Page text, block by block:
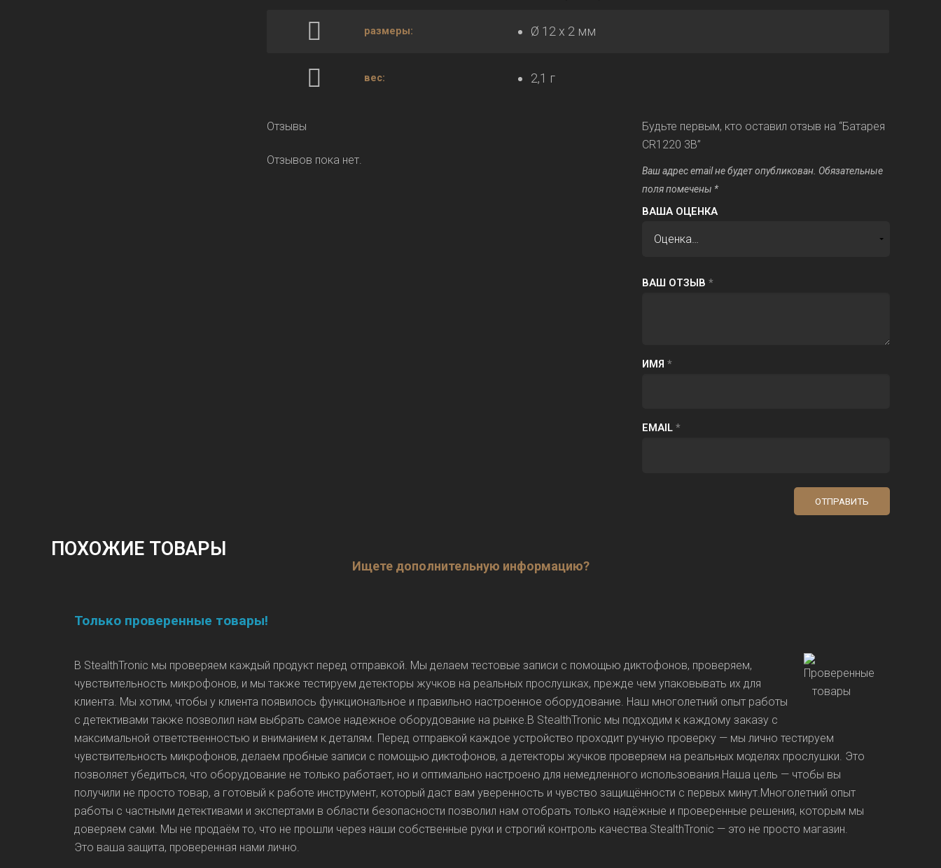
размеры: Ø 12 x 2 мм
вес: 2,1 г
Отзывы
Отзывов пока нет.
Будьте первым, кто оставил отзыв на “Батарея
CR1220 3В”
Ваш адрес email не будет опубликован. Обязательные
поля помечены *
ВАША ОЦЕНКА
ВАШ ОТЗЫВ *
ИМЯ *
EMAIL *
ПОХОЖИЕ ТОВАРЫ
Ищете дополнительную информацию?
Только проверенные товары!
В StealthTronic мы проверяем каждый продукт перед отправкой. Мы делаем тестовые записи с помощью диктофонов, проверяем,
чувствительность микрофонов, и мы также тестируем детекторы жучков на реальных прослушках, прежде чем упаковывать их для
клиента. Мы хотим, чтобы у клиента появилось функциональное и правильно настроенное оборудование. Наш многолетний опыт работы
с детективами также позволил нам выбрать самое надежное оборудование на рынке.В StealthTronic мы подходим к каждому заказу с
максимальной ответственностью и вниманием к деталям. Перед отправкой каждое устройство проходит ручную проверку — мы лично тестируем
чувствительность микрофонов, делаем пробные записи с помощью диктофонов, а детекторы жучков проверяем на реальных моделях прослушки. Это
позволяет убедиться, что оборудование не только работает, но и оптимально настроено для немедленного использования.Наша цель — чтобы вы
получили не просто товар, а готовый к работе инструмент, который даст вам уверенность и чувство защищённости с первых минут.Многолетний опыт
работы с частными детективами и экспертами в области безопасности позволил нам отобрать только надёжные и проверенные решения, которым мы
доверяем сами. Мы не продаём то, что не прошли через наши собственные руки и строгий контроль качества.StealthTronic — это не просто магазин.
Это ваша защита, проверенная нами лично.